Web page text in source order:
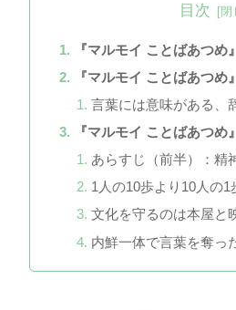
目次
『マルモイ ことばあつめ
『マルモイ ことばあつめ
言葉には意味がある、
『マルモイ ことばあつめ
あらすじ（前半）：精
1人の10歩より10人の1
文化を守るのは本屋と
内鮮一体で言葉を奪っ